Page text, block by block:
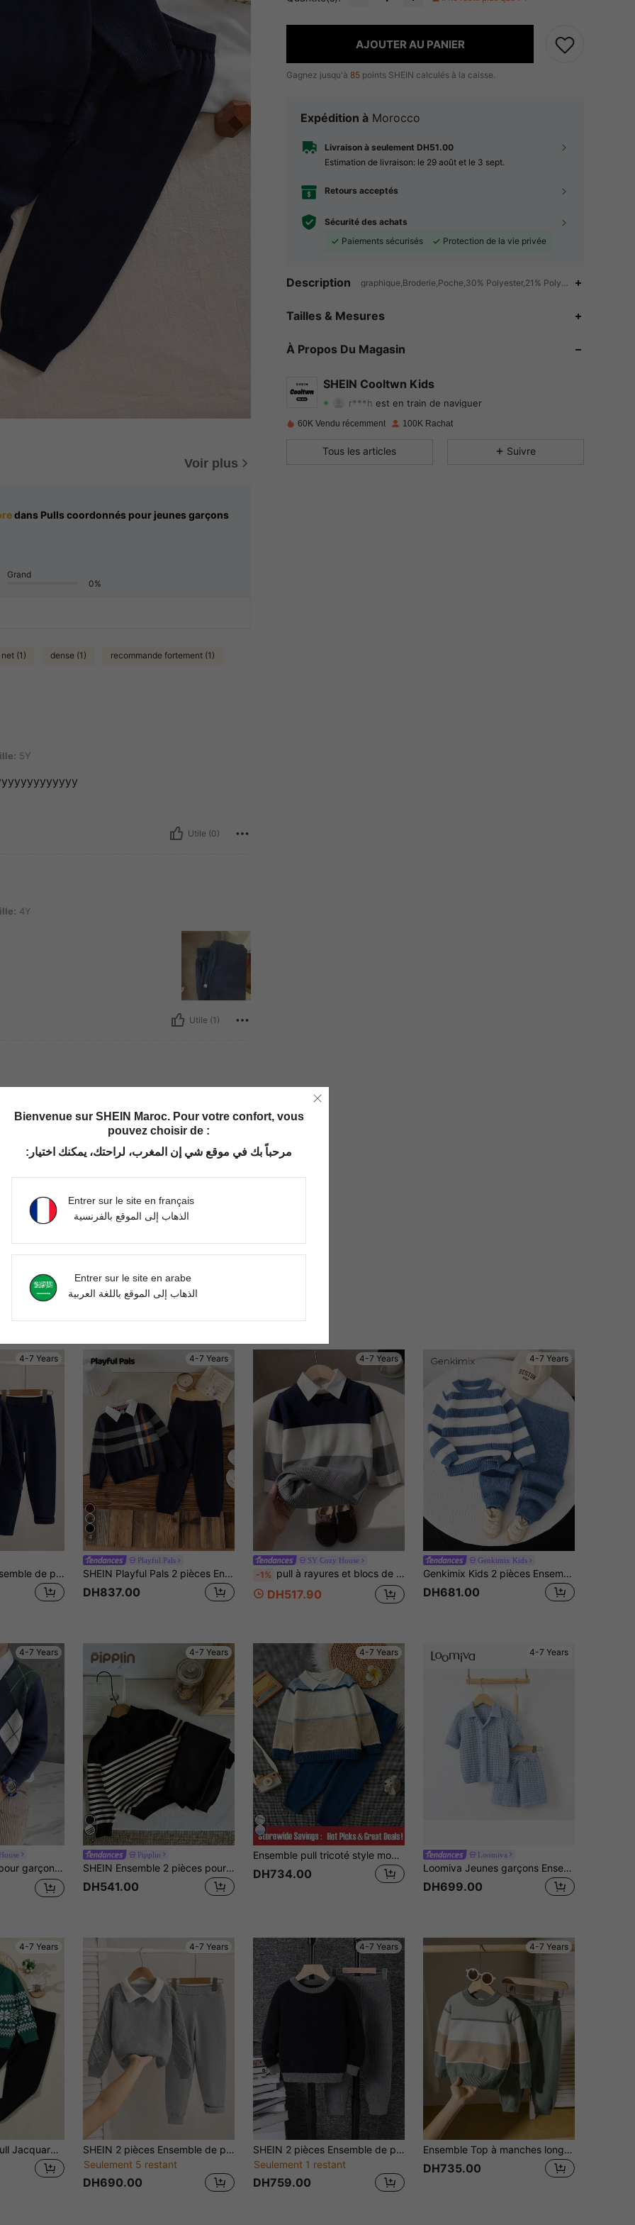
Voir plus
dans Pulls coordonnés pour jeunes garçons
Grand
0%
(1) dense (1) recommande fortement (1)
5Y
Utile (0)
4Y
Utile (1)
Utile (1)
AJOUTER AU PANIER
Gagnez jusqu'à 85 points SHEIN calculés à la caisse.
Expédition à Morocco
Livraison à seulement DH51.00
Estimation de livraison: le 29 août et le 3 sept.
Retours acceptés
Sécurité des achats
Paiements sécurisés
Protection de la vie privée
Description graphique,Broderie,Poche,30% Polyester,21% Polyamide,49%
Tailles & Mesures
À Propos Du Magasin
SHEIN Cooltwn Kids
4.95 Evaluation 897Articles 38K
60K Vendu récemment 100K Rachat
Tous les articles Suivre
4-7 Years
SHEIN 2 pièces Ensemble de pull d'automne pour jeunes garçons,tenues décontractées souples et amples pour l'hiver,la journée de carrière,la rentrée scolaire,le style universitaire,vêtements pour enfants pour les fêtes & les sports
4-7 Years
4
Playful Pals
SHEIN Playful Pals 2 pièces Ensemble tricoté style britannique pour enfants, pull à carreaux pour garçons avec col de chemise, tenue avec pantalon épais, style scolaire automne/hiver
DH837.00
4-7 Years
SY Cozy House
-1% pull à rayures et blocs de couleurs de style preppy pour garçons tout-petits, adapté à la rentrée scolaire, à l'automne et à l'hiver
DH517.90
4-7 Years
Genkimix Kids
Genkimix Kids 2 pièces Ensemble de pull tricoté rayé et pantalon ample pour bébé, tenue mignonne pour l'automne/l'hiver
DH681.00
4-7 Years
col ras-du-cou, manches longues, automne/hiver
4-7 Years
Pipplin
SHEIN Ensemble 2 pièces pour jeune garçon, rentrée scolaire d'automne style années 80, cardigan à rayures noir & blanc & pantalon en laine, ensemble de tenue décontractée
DH541.00
4-7 Years
Ensemble pull tricoté style mode simple collège pour garçon, col polo, bloc de couleurs bleu et blanc, doux et douillet pour l'automne/l'hiver, tenue décontractée
DH734.00
4-7 Years
Loomiva
Loomiva Jeunes garçons Ensemble décontracté confortable de style universitaire en 2 pièces : Cardigan tricoté et short. Tenue de mode
DH699.00
4-7 Years
SHEIN Ensemble Pull Jacquard Vintage Pour Jeune Garçon, Automne/Hiver
4-7 Years
SHEIN 2 pièces Ensemble de pull polo décontracté, confortable et simple pour jeunes garçons. Convient pour les fêtes d'anniversaire, les fêtes, les spectacles. Adapté aux tenues de jeunes garçons, aux vêtements scolaires, à l'école, aux voyages, aux sports, à l'automne et à l'hiver.
Seulement 5 restant
DH690.00
4-7 Years
SHEIN 2 pièces Ensemble de pull de base et pantalon avec patch anglais pour jeunes garçons. Convient pour les tenues d'enfants, les vêtements de jeunes garçons, la rentrée scolaire, les fêtes d'anniversaire, de soirée, les représentations, les mariages, les baptêmes, les cérémonies de rentrée scolaire, le port quotidien, les voyages, les sports, la saison automne/hiver
Seulement 1 restant
DH759.00
4-7 Years
Ensemble Top à manches longues avec col rond et pantalon de couleur unie pour garçons, style minimaliste et polyvalent
DH735.00
Bienvenue sur SHEIN Maroc. Pour votre confort, vous
pouvez choisir de :
مرحباً بك في موقع شي إن المغرب، لراحتك، يمكنك اختيار:
Entrer sur le site en français
الذهاب إلى الموقع بالفرنسية
Entrer sur le site en arabe
الذهاب إلى الموقع باللغة العربية